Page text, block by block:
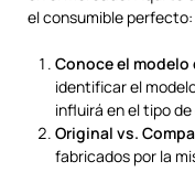
el consumible perfecto:
Conoce el
identificar el
influirá en el tipo
Original vs.
fabricados por la